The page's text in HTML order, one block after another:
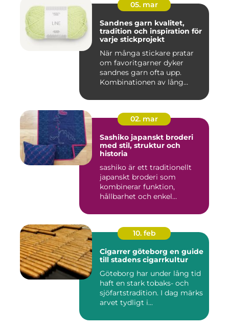
05. mar
Sandnes garn kvalitet,
tradition och inspiration för
varje stickprojekt
När många stickare pratar
om favoritgarner dyker
sandnes garn ofta upp.
Kombinationen av lång
02. mar
Sashiko japanskt broderi
med stil, struktur och
historia
sashiko är ett traditionellt
japanskt broderi som
kombinerar funktion,
hållbarhet och enkel
10. feb
Cigarrer göteborg en guide
till stadens cigarrkultur
Göteborg har under lång tid
haft en stark tobaks- och
sjöfartstradition. I dag märks
arvet tydligt i...